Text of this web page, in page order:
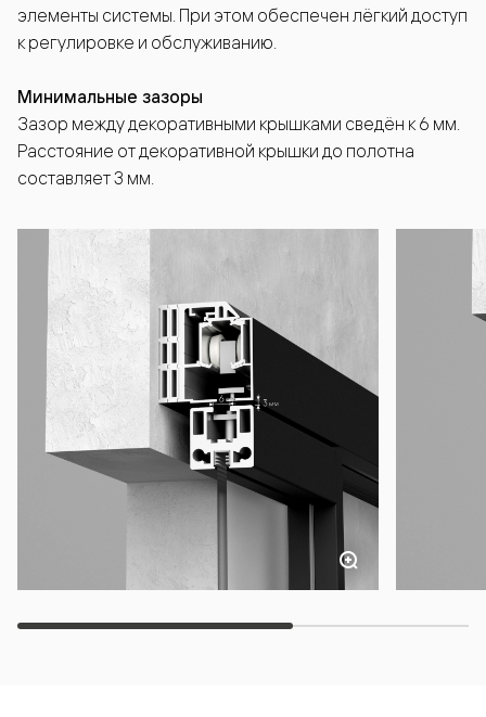
элементы системы. При этом обеспечен лёгкий доступ
к регулировке и обслуживанию.
Минимальные зазоры
Зазор между декоративными крышками сведён к 6 мм.
Расстояние от декоративной крышки до полотна
составляет 3 мм.